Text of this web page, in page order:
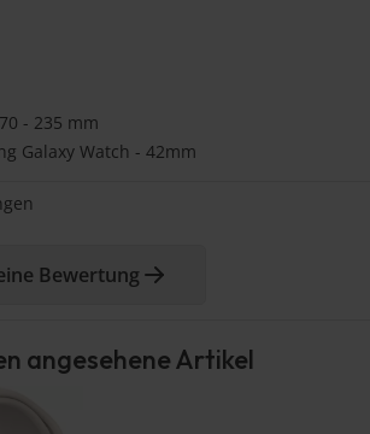
- 235 mm
Galaxy Watch - 42mm
Bewertung
angesehene Artikel